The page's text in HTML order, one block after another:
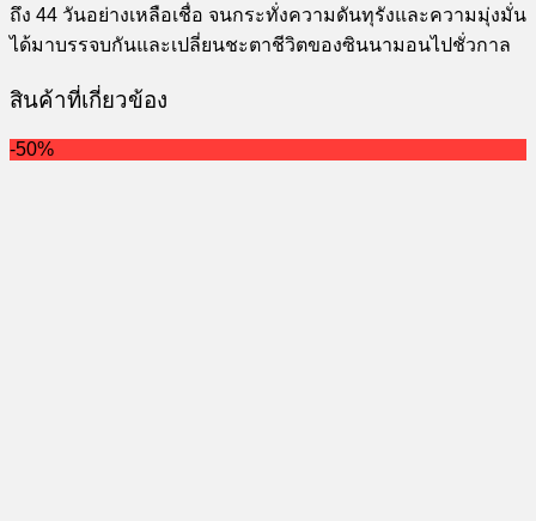
ถึง 44 วันอย่างเหลือเชื่อ จนกระทั่งความดันทุรังและความมุ่งมั่น
ได้มาบรรจบกันและเปลี่ยนชะตาชีวิตของซินนามอนไปชั่วกาล
สินค้าที่เกี่ยวข้อง
-50%